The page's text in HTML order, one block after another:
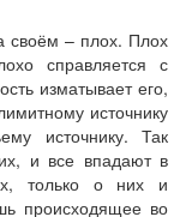
своём – плох. Плох
справляется с
изматывает его,
источнику
источнику. Так
и все впадают в
только о них и
происходящее во